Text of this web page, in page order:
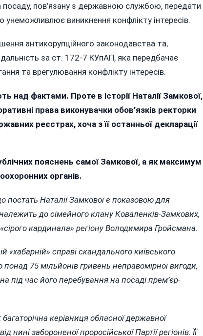
посаду, пов’язану з державною службою, передати
унеможливлює виникнення конфлікту інтересів.
антикорупційного законодавства та,
за ст. 172-7 КУпАП, яка передбачає
та врегулювання конфлікту інтересів.
над фактами. Проте в історії Наталії Замкової,
права виконувачки обов’язків ректорки
реєстрах, хоча з її останньої декларації
пояснень самої Замкової, а як максимум
органів.
постать Наталії Замкової є показовою для
до сімейного клану Коваленків-Замкових,
кардинала» регіону Володимира Гройсмана.
«хабарній» справі скандального київського
75 мільйонів гривень неправомірної вигоди,
під час його перебування на посаді прем’єр-
керівниця обласної державної
забороненої проросійської Партії регіонів. Її